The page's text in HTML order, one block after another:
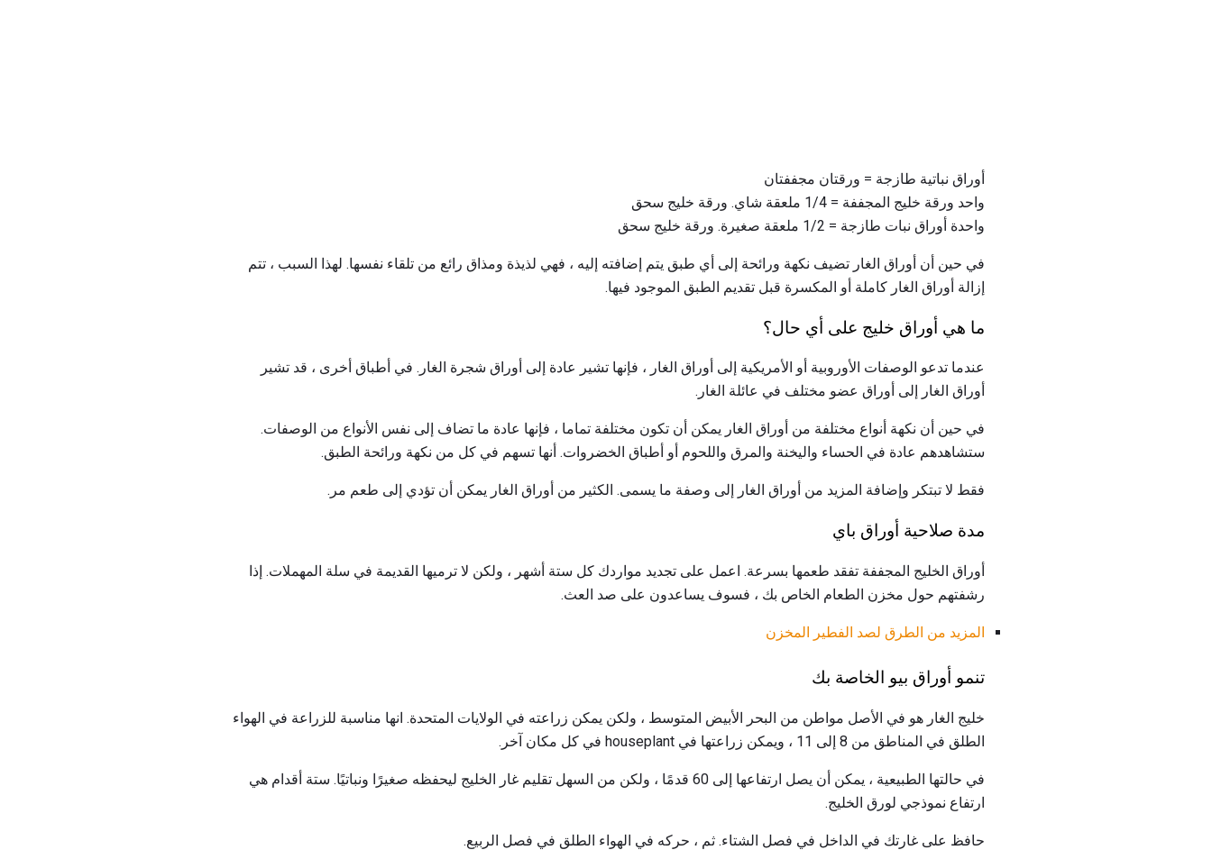
أوراق نباتية طازجة = ورقتان مجففتان
واحد ورقة خليج المجففة = 1/4 ملعقة شاي. ورقة خليج سحق
واحدة أوراق نبات طازجة = 1/2 ملعقة صغيرة. ورقة خليج سحق
في حين أن أوراق الغار تضيف نكهة ورائحة إلى أي طبق يتم إضافته إليه ، فهي لذيذة ومذاق رائع من تلقاء نفسها. لهذا السبب ، تتم
إزالة أوراق الغار كاملة أو المكسرة قبل تقديم الطبق الموجود فيها.
ما هي أوراق خليج على أي حال؟
عندما تدعو الوصفات الأوروبية أو الأمريكية إلى أوراق الغار ، فإنها تشير عادة إلى أوراق شجرة الغار. في أطباق أخرى ، قد تشير
أوراق الغار إلى أوراق عضو مختلف في عائلة الغار.
في حين أن نكهة أنواع مختلفة من أوراق الغار يمكن أن تكون مختلفة تماما ، فإنها عادة ما تضاف إلى نفس الأنواع من الوصفات.
ستشاهدهم عادة في الحساء واليخنة والمرق واللحوم أو أطباق الخضروات. أنها تسهم في كل من نكهة ورائحة الطبق.
فقط لا تبتكر وإضافة المزيد من أوراق الغار إلى وصفة ما يسمى. الكثير من أوراق الغار يمكن أن تؤدي إلى طعم مر.
مدة صلاحية أوراق باي
أوراق الخليج المجففة تفقد طعمها بسرعة. اعمل على تجديد مواردك كل ستة أشهر ، ولكن لا ترميها القديمة في سلة المهملات. إذا
رشفتهم حول مخزن الطعام الخاص بك ، فسوف يساعدون على صد العث.
المزيد من الطرق لصد الفطير المخزن
تنمو أوراق بيو الخاصة بك
خليج الغار هو في الأصل مواطن من البحر الأبيض المتوسط ​​، ولكن يمكن زراعته في الولايات المتحدة. انها مناسبة للزراعة في الهواء
الطلق في المناطق من 8 إلى 11 ، ويمكن زراعتها في houseplant في كل مكان آخر.
في حالتها الطبيعية ، يمكن أن يصل ارتفاعها إلى 60 قدمًا ، ولكن من السهل تقليم غار الخليج ليحفظه صغيرًا ونباتيًا. ستة أقدام هي
ارتفاع نموذجي لورق الخليج.
حافظ على غارتك في الداخل في فصل الشتاء. ثم ، حركه في الهواء الطلق في فصل الربيع.